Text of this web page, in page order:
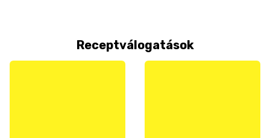
Receptválogatások